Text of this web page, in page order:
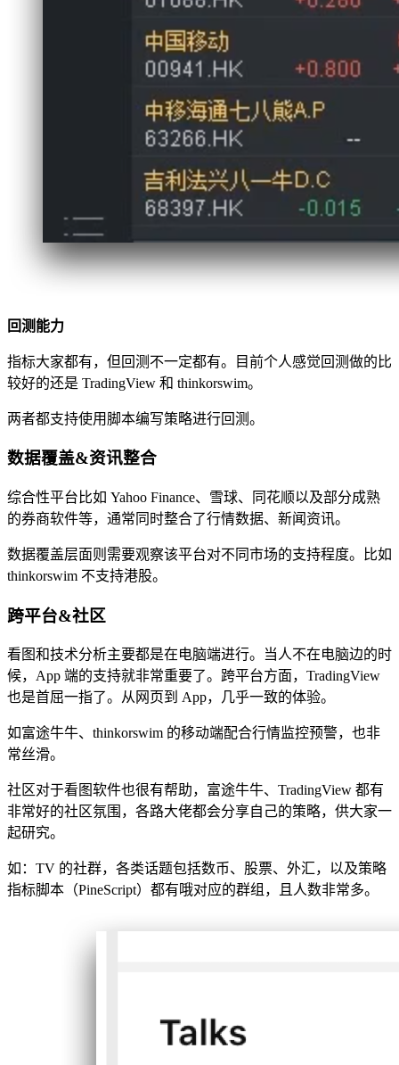
回测能力
指标大家都有，但回测不一定都有。目前个人感觉回测做的比
较好的还是 TradingView 和 thinkorswim。
两者都支持使用脚本编写策略进行回测。
数据覆盖&资讯整合
综合性平台比如 Yahoo Finance、雪球、同花顺以及部分成熟
的券商软件等，通常同时整合了行情数据、新闻资讯。
数据覆盖层面则需要观察该平台对不同市场的支持程度。比如
thinkorswim 不支持港股。
跨平台&社区
看图和技术分析主要都是在电脑端进行。当人不在电脑边的时
候，App 端的支持就非常重要了。跨平台方面，TradingView
也是首屈一指了。从网页到 App，几乎一致的体验。
如富途牛牛、thinkorswim 的移动端配合行情监控预警，也非
常丝滑。
社区对于看图软件也很有帮助，富途牛牛、TradingView 都有
非常好的社区氛围，各路大佬都会分享自己的策略，供大家一
起研究。
如：TV 的社群，各类话题包括数币、股票、外汇，以及策略
指标脚本（PineScript）都有哦对应的群组，且人数非常多。